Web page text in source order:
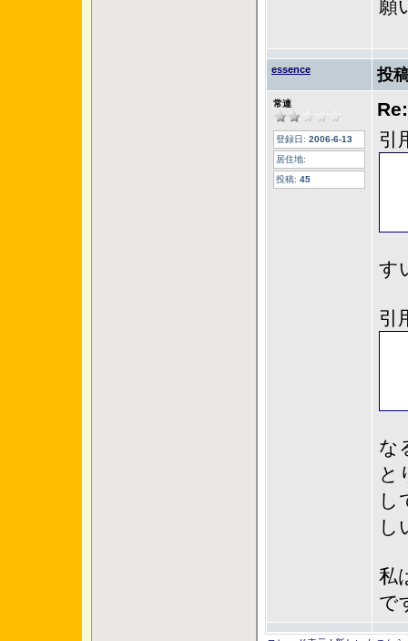
願
essence 投
常連
登録日: 2006-6-13
居住地:
投稿: 45
引
す
引
な
と
し
し
私
で